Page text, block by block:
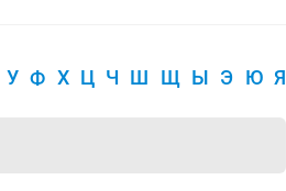
У Ф Х Ц Ч Ш Щ Ы Э Ю Я